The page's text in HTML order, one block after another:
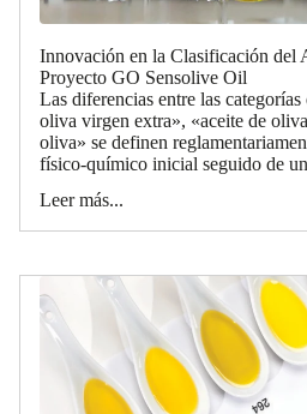
Innovación en la Clasificación del
Proyecto GO Sensolive Oil
Las diferencias entre las
oliva virgen extra», «aceite de
oliva» se definen
físico-químico inicial seguido de
Leer más...